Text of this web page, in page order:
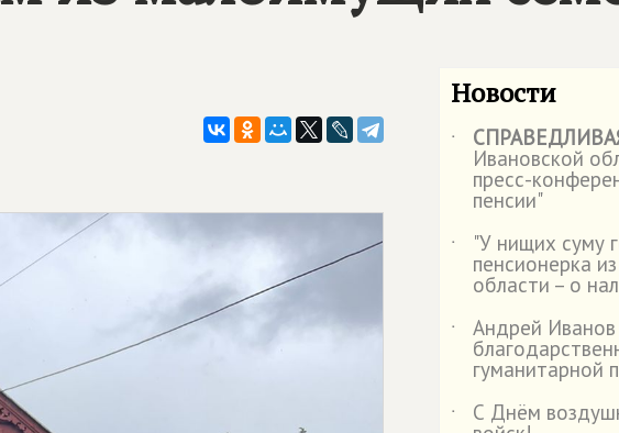
Новости
˙
Ивановской
пресс-
пенсии"
˙
"У нищих суму
пенсионерка
области – о
˙
Андрей
гуманитарной
˙
С Днём